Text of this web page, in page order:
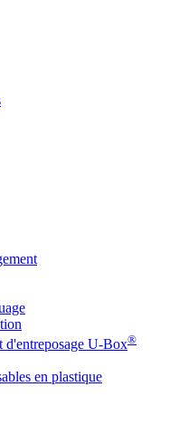
d'entreposage U-Box®
en plastique